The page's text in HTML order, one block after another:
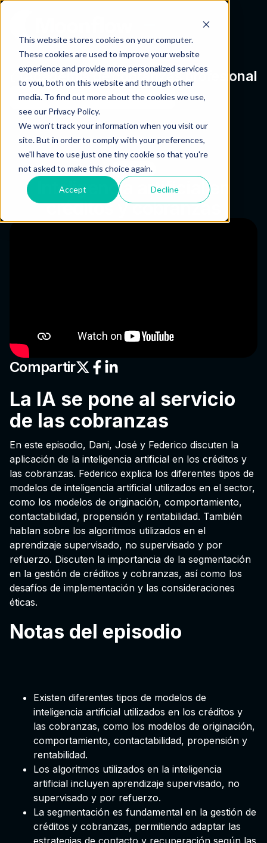
This website stores cookies on your computer.
These cookies are used to improve your website
experience and provide more personalized services
to you, both on this website and through other
media. To find out more about the cookies we use,
see our Privacy Policy.
We won't track your information when you visit our
site. But in order to comply with your preferences,
we'll have to use just one tiny cookie so that you're
not asked to make this choice again.
Accept Decline
Academia de cobranzas profesional
Experts
Inteligencia artificial en
créditos y cobranzas
Compartir
La IA se pone al servicio
de las cobranzas
En este episodio, Dani, José y Federico discuten la
aplicación de la inteligencia artificial en los créditos y
las cobranzas. Federico explica los diferentes tipos de
modelos de inteligencia artificial utilizados en el sector,
como los modelos de originación, comportamiento,
contactabilidad, propensión y rentabilidad. También
hablan sobre los algoritmos utilizados en el
aprendizaje supervisado, no supervisado y por
refuerzo. Discuten la importancia de la segmentación
en la gestión de créditos y cobranzas, así como los
desafíos de implementación y las consideraciones
éticas.
Notas del episodio
Existen diferentes tipos de modelos de
inteligencia artificial utilizados en los créditos y
las cobranzas, como los modelos de originación,
comportamiento, contactabilidad, propensión y
rentabilidad.
Los algoritmos utilizados en la inteligencia
artificial incluyen aprendizaje supervisado, no
supervisado y por refuerzo.
La segmentación es fundamental en la gestión de
créditos y cobranzas, permitiendo adaptar las
estrategias de contacto y recuperación según las